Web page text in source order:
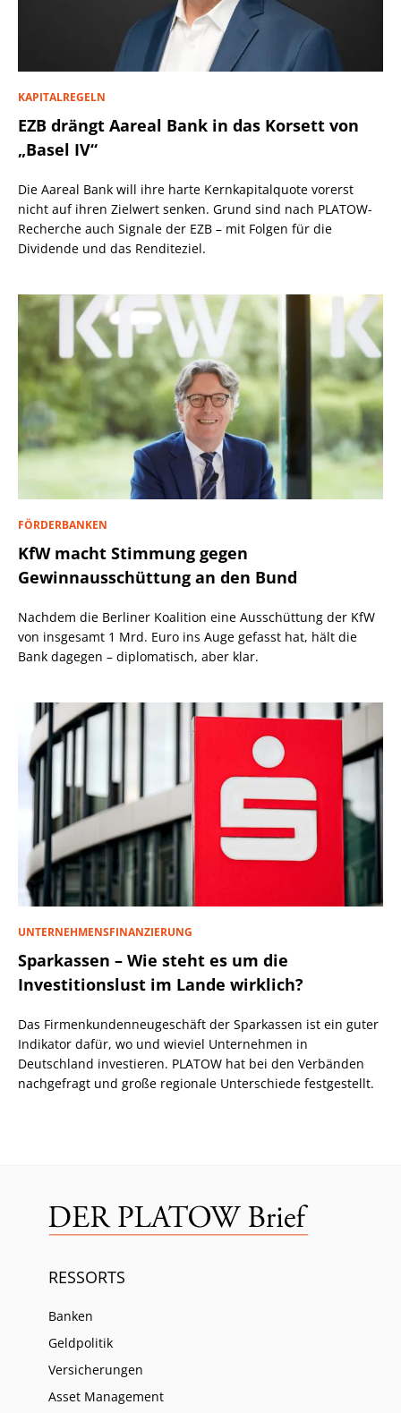
KAPITALREGELN
EZB drängt Aareal Bank in das Korsett von
„Basel IV“
Die Aareal Bank will ihre harte Kernkapitalquote vorerst
nicht auf ihren Zielwert senken. Grund sind nach PLATOW-
Recherche auch Signale der EZB – mit Folgen für die
Dividende und das Renditeziel.
FÖRDERBANKEN
KfW macht Stimmung gegen
Gewinnausschüttung an den Bund
Nachdem die Berliner Koalition eine Ausschüttung der KfW
von insgesamt 1 Mrd. Euro ins Auge gefasst hat, hält die
Bank dagegen – diplomatisch, aber klar.
UNTERNEHMENSFINANZIERUNG
Sparkassen – Wie steht es um die
Investitionslust im Lande wirklich?
Das Firmenkundenneugeschäft der Sparkassen ist ein guter
Indikator dafür, wo und wieviel Unternehmen in
Deutschland investieren. PLATOW hat bei den Verbänden
nachgefragt und große regionale Unterschiede festgestellt.
RESSORTS
Banken
Geldpolitik
Versicherungen
Asset Management